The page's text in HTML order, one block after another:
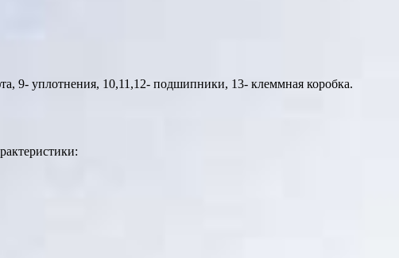
9- уплотнения, 10,11,12- подшипники, 13- клеммная коробка.